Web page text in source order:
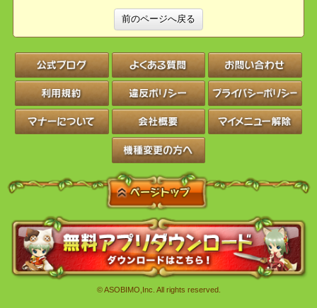
イベントの詳細に関しましては公式ブログ
みなさんの参加お待ちしてます！
前のページへ戻る